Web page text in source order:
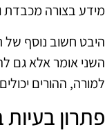
מידע בצורה מכבדת
היבט חשוב נוסף
השני אומר אלא גם
למורה, ההורים
פתרון